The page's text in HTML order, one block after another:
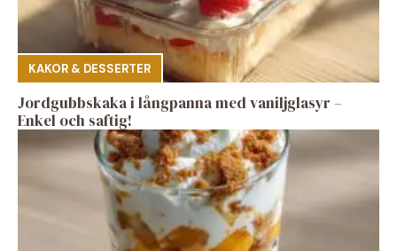
KAKOR & DESSERTER
Jordgubbskaka i långpanna med vaniljglasyr –
Enkel och saftig!